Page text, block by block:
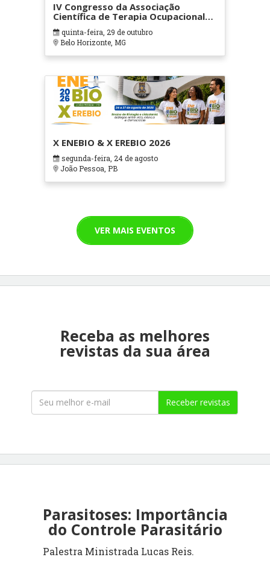
IV Congresso da Associação
Científica de Terapia Ocupacional
em Contextos Hospitalares e
Cuidados Paliativos - ATOHOSP
quinta-feira, 29 de outubro
Belo Horizonte, MG
X ENEBIO & X EREBIO 2026
segunda-feira, 24 de agosto
João Pessoa, PB
VER MAIS EVENTOS
Receba as melhores
revistas da sua área
Receber revistas
Parasitoses: Importância
do Controle Parasitário
Palestra Ministrada Lucas Reis.